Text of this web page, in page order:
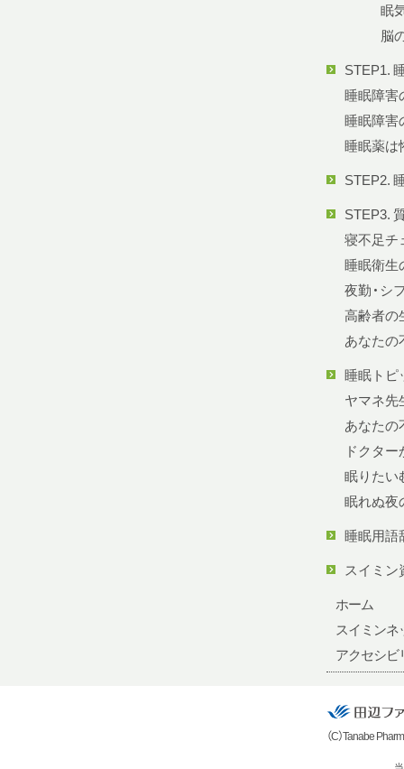
眠
脳
STEP1.
睡眠障害
睡眠障害
睡眠薬は
STEP2.
STEP3.
寝不足チ
睡眠衛生
夜勤・シ
高齢者の
あなたの
睡眠トピ
ヤマネ先
あなたの
ドクタ
眠りたい
眠れぬ夜
睡眠用語
スイミン
ホーム
スイミンネ
アクセシビ
（C）Tanabe